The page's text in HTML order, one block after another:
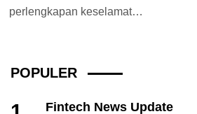
perlengkapan keselamatan
dalam...
POPULER
Fintech News Update